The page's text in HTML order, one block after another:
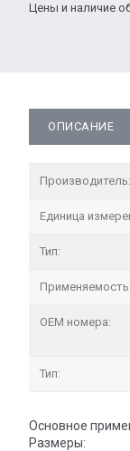
Цены и наличие
ОПИСАНИЕ
Производитель:
Единица
Тип:
Применяемость:
OEM номера:
Тип:
Основное
Размеры: